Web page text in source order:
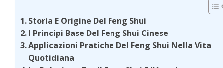
Storia E Origine Del Feng Shui
I Principi Base Del Feng Shui Cinese
Applicazioni Pratiche Del Feng Shui Nella Vita
Quotidiana